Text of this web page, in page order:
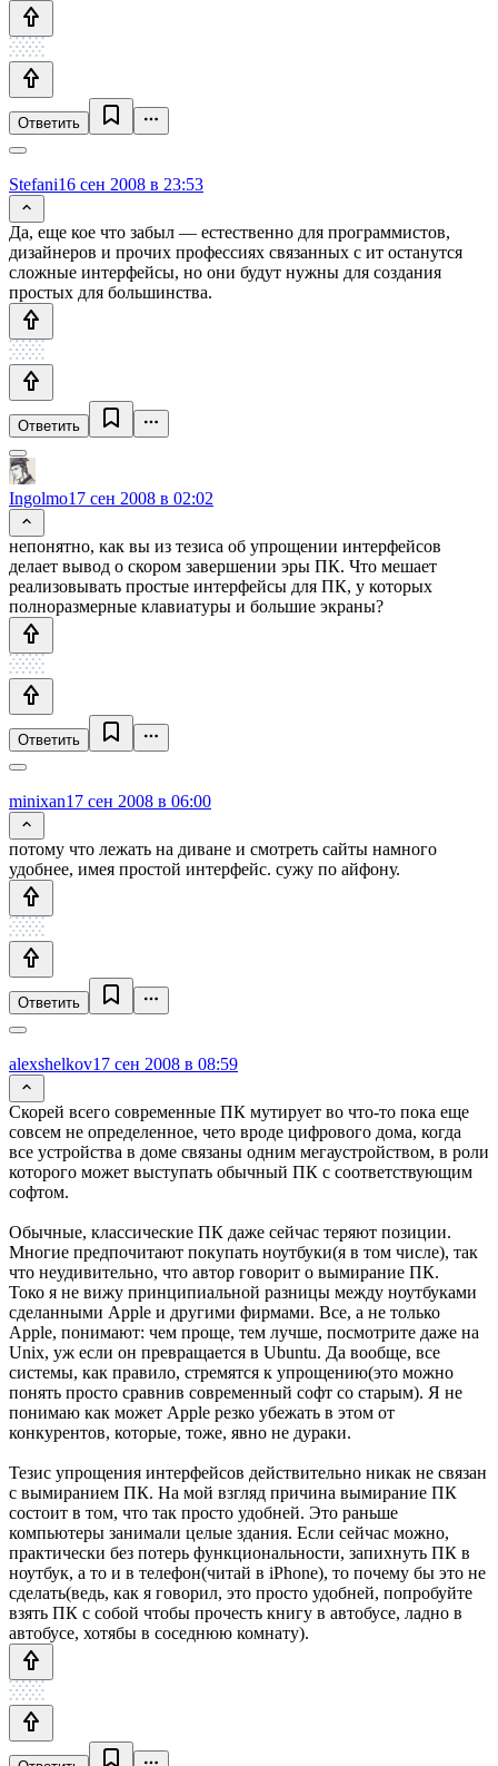
Ответить
Stefani16 сен 2008 в 23:53
Да, еще кое что забыл — естественно для программистов,
дизайнеров и прочих профессиях связанных с ит останутся
сложные интерфейсы, но они будут нужны для создания
простых для большинства.
Ответить
Ingolmo17 сен 2008 в 02:02
непонятно, как вы из тезиса об упрощении интерфейсов
делает вывод о скором завершении эры ПК. Что мешает
реализовывать простые интерфейсы для ПК, у которых
полноразмерные клавиатуры и большие экраны?
Ответить
minixan17 сен 2008 в 06:00
потому что лежать на диване и смотреть сайты намного
удобнее, имея простой интерфейс. сужу по айфону.
Ответить
alexshelkov17 сен 2008 в 08:59
Скорей всего современные ПК мутирует во что-то пока еще
совсем не определенное, чето вроде цифрового дома, когда
все устройства в доме связаны одним мегаустройством, в роли
которого может выступать обычный ПК с соответствующим
софтом.
Обычные, классические ПК даже сейчас теряют позиции.
Многие предпочитают покупать ноутбуки(я в том числе), так
что неудивительно, что автор говорит о вымирание ПК.
Токо я не вижу принципиальной разницы между ноутбуками
сделанными Apple и другими фирмами. Все, а не только
Apple, понимают: чем проще, тем лучше, посмотрите даже на
Unix, уж если он превращается в Ubuntu. Да вообще, все
системы, как правило, стремятся к упрощению(это можно
понять просто сравнив современный софт со старым). Я не
понимаю как может Apple резко убежать в этом от
конкурентов, которые, тоже, явно не дураки.
Тезис упрощения интерфейсов действительно никак не связан
с вымиранием ПК. На мой взгляд причина вымирание ПК
состоит в том, что так просто удобней. Это раньше
компьютеры занимали целые здания. Если сейчас можно,
практически без потерь функциональности, запихнуть ПК в
ноутбук, а то и в телефон(читай в iPhone), то почему бы это не
сделать(ведь, как я говорил, это просто удобней, попробуйте
взять ПК с собой чтобы прочесть книгу в автобусе, ладно в
автобусе, хотябы в соседнюю комнату).